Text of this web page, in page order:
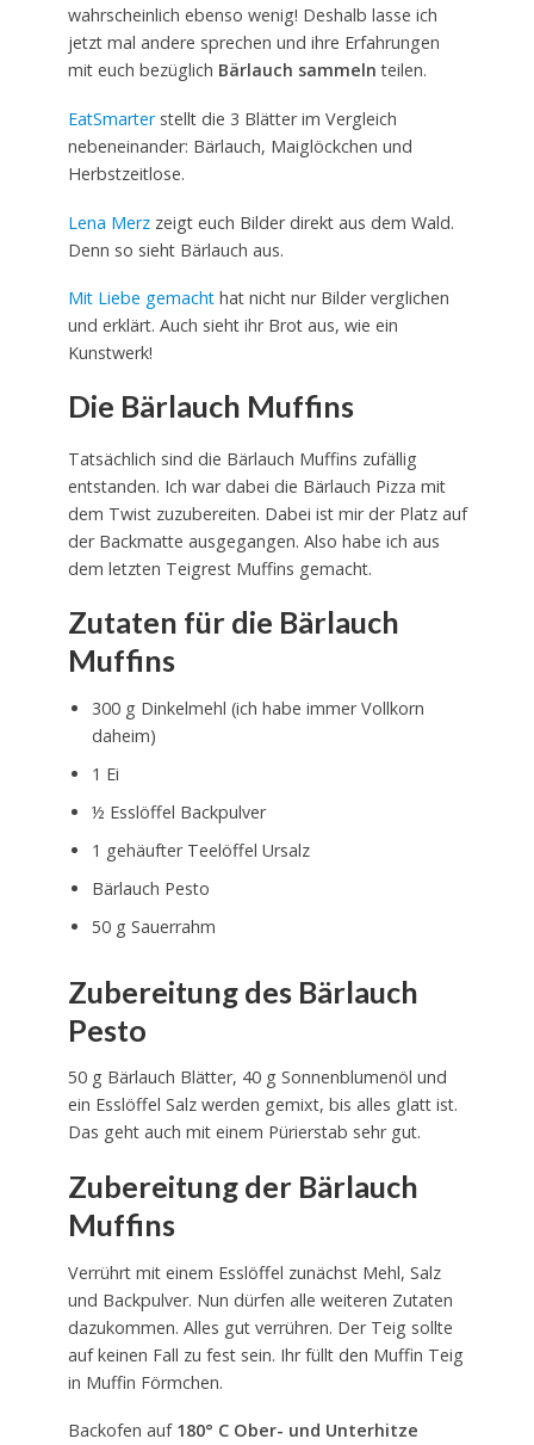
wahrscheinlich ebenso wenig! Deshalb lasse ich
jetzt mal andere sprechen und ihre Erfahrungen
mit euch bezüglich Bärlauch sammeln teilen.
EatSmarterstellt die 3 Blätter im Vergleich
nebeneinander: Bärlauch, Maiglöckchen und
Herbstzeitlose.
Lena Merzzeigt euch Bilder direkt aus dem Wald.
Denn so sieht Bärlauch aus.
Mit Liebe gemachthat nicht nur Bilder verglichen
und erklärt. Auch sieht ihr Brot aus, wie ein
Kunstwerk!
Die Bärlauch Muffins
Tatsächlich sind die Bärlauch Muffins zufällig
entstanden. Ich war dabei die Bärlauch Pizza mit
dem Twist zuzubereiten. Dabei ist mir der Platz auf
der Backmatte ausgegangen. Also habe ich aus
dem letzten Teigrest Muffins gemacht.
Zutaten für die Bärlauch
Muffins
300 g Dinkelmehl (ich habe immer Vollkorn
daheim)
1 Ei
½ Esslöffel Backpulver
1 gehäufter Teelöffel Ursalz
Bärlauch Pesto
50 g Sauerrahm
Zubereitung des Bärlauch
Pesto
50 g Bärlauch Blätter, 40 g Sonnenblumenöl und
ein Esslöffel Salz werden gemixt, bis alles glatt ist.
Das geht auch mit einem Pürierstab sehr gut.
Zubereitung der Bärlauch
Muffins
Verrührt mit einem Esslöffel zunächst Mehl, Salz
und Backpulver. Nun dürfen alle weiteren Zutaten
dazukommen. Alles gut verrühren. Der Teig sollte
auf keinen Fall zu fest sein. Ihr füllt den Muffin Teig
in Muffin Förmchen.
Backofen auf 180° C Ober- und Unterhitze